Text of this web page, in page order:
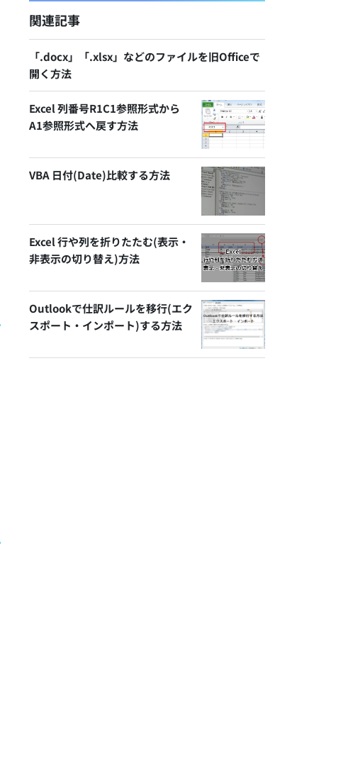
関連記事
「.docx」「.xlsx」などのファイルを旧Officeで
開く方法
Excel 列番号R1C1参照形式から
A1参照形式へ戻す方法
VBA 日付(Date)比較する方法
Excel 行や列を折りたたむ(表示・
非表示の切り替え)方法
Outlookで仕訳ルールを移行(エク
スポート・インポート)する方法